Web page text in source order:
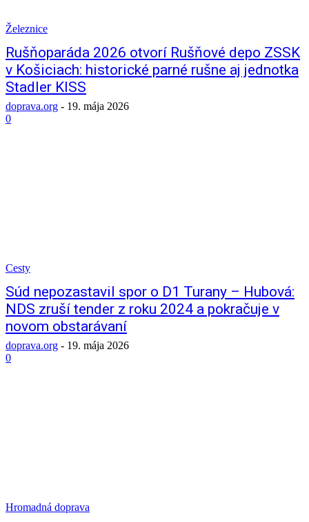
Železnice
Rušňoparáda 2026 otvorí Rušňové depo ZSSK
v Košiciach: historické parné rušne aj jednotka
Stadler KISS
doprava.org - 19. mája 2026
0
Cesty
Súd nepozastavil spor o D1 Turany – Hubová:
NDS zruší tender z roku 2024 a pokračuje v
novom obstarávaní
doprava.org - 19. mája 2026
0
Hromadná doprava